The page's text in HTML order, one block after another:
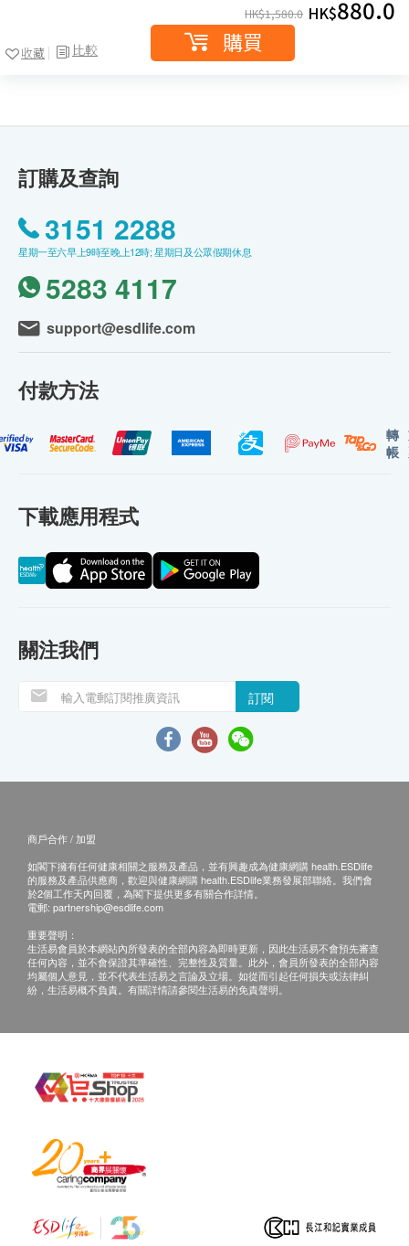
比較
收藏
HK$1,580.0 HK$880.0
購買
訂購及查詢
3151 2288
星期一至六早上9時至晚上12時; 星期日及公眾假期休息
5283 4117
support@esdlife.com
付款方法
轉
帳
下載應用程式
關注我們
訂閱
商戶合作 / 加盟
如閣下擁有任何健康相關之服務及產品，並有興趣成為健康網購 health.ESDlife
的服務及產品供應商，歡迎與健康網購 health.ESDlife業務發展部聯絡。我們會
於2個工作天內回覆，為閣下提供更多有關合作詳情。
電郵: partnership@esdlife.com
重要聲明：
生活易會員於本網站內所發表的全部內容為即時更新，因此生活易不會預先審查
任何內容，並不會保證其準確性、完整性及質量。此外，會員所發表的全部內容
均屬個人意見，並不代表生活易之言論及立場。如從而引起任何損失或法律糾
紛，生活易概不負責。有關詳情請參閱生活易的免責聲明。